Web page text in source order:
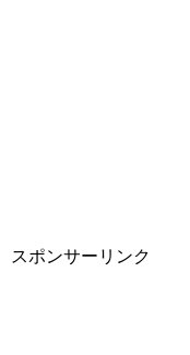
スポンサーリンク